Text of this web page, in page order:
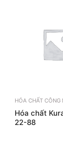
HÓA CHẤT CÔNG
Hóa chất
22-88